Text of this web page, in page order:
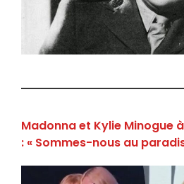
Madonna et Kylie Minogue
: « Sommes-nous au